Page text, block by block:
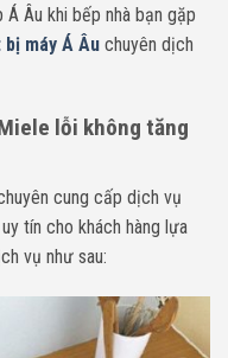
Âu khi bếp nhà bạn gặp
máy Á Âu chuyên dịch
lỗi không tăng
cung cấp dịch vụ
tín cho khách hàng lựa
vụ như sau: